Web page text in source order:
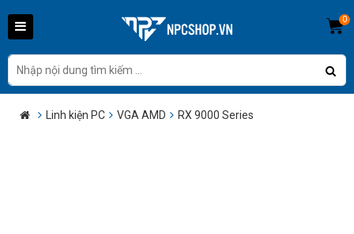
0
Linh kiện PC VGA AMD RX 9000 Series